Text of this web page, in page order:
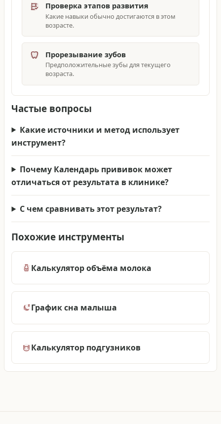
Проверка этапов развития
Какие навыки обычно достигаются в этом
возрасте.
Прорезывание зубов
Предположительные зубы для текущего
возраста.
Частые вопросы
Какие источники и метод использует
инструмент?
Почему Календарь прививок может
отличаться от результата в клинике?
С чем сравнивать этот результат?
Похожие инструменты
Калькулятор объёма молока
График сна малыша
Калькулятор подгузников